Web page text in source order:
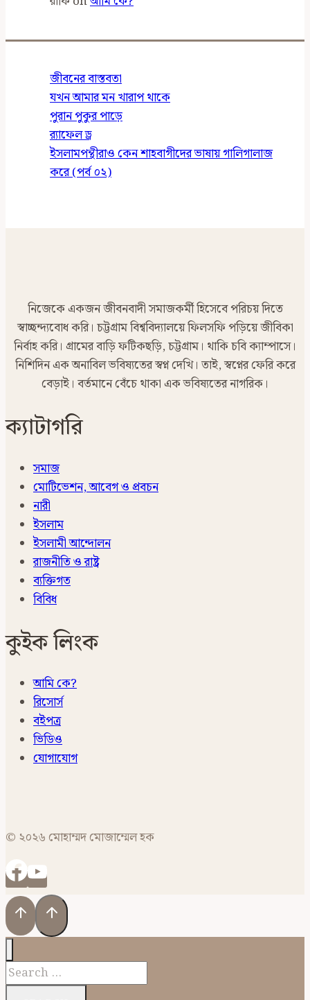
জীবনের বাস্তবতা
যখন আমার মন খারাপ থাকে
পুরান পুকুর পাড়ে
র‍্যাফেল ড্র
ইসলামপন্থীরাও কেন শাহবাগীদের ভাষায় গালিগালাজ
করে (পর্ব ০২)
নিজেকে একজন জীবনবাদী সমাজকর্মী হিসেবে পরিচয় দিতে
স্বাচ্ছন্দ্যবোধ করি। চট্টগ্রাম বিশ্ববিদ্যালয়ে ফিলসফি পড়িয়ে জীবিকা
নির্বাহ করি। গ্রামের বাড়ি ফটিকছড়ি, চট্টগ্রাম। থাকি চবি ক্যাম্পাসে।
নিশিদিন এক অনাবিল ভবিষ্যতের স্বপ্ন দেখি। তাই, স্বপ্নের ফেরি করে
বেড়াই। বর্তমানে বেঁচে থাকা এক ভবিষ্যতের নাগরিক।
ক্যাটাগরি
সমাজ
মোটিভেশন, আবেগ ও প্রবচন
নারী
ইসলাম
ইসলামী আন্দোলন
রাজনীতি ও রাষ্ট্র
ব্যক্তিগত
বিবিধ
কুইক লিংক
আমি কে?
রিসোর্স
বইপত্র
ভিডিও
যোগাযোগ
© ২০২৬ মোহাম্মদ মোজাম্মেল হক
Search
for: